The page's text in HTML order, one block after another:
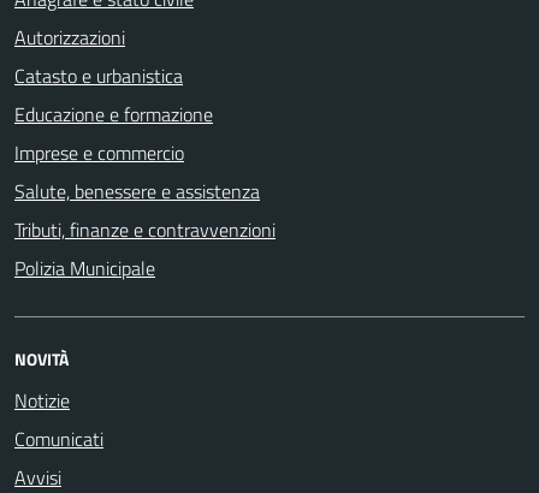
Autorizzazioni
Catasto e urbanistica
Educazione e formazione
Imprese e commercio
Salute, benessere e assistenza
Tributi, finanze e contravvenzioni
Polizia Municipale
NOVITÀ
Notizie
Comunicati
Avvisi